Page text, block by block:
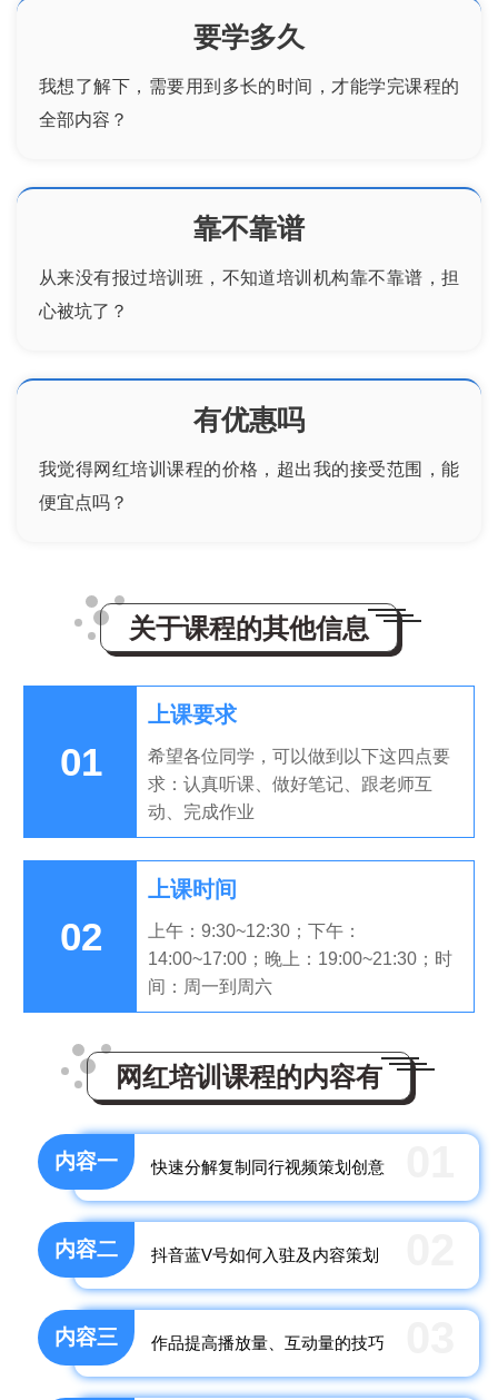
要学多久
我想了解下，需要用到多长的时间，才能学完课程的
全部内容？
靠不靠谱
从来没有报过培训班，不知道培训机构靠不靠谱，担
心被坑了？
有优惠吗
我觉得网红培训课程的价格，超出我的接受范围，能
便宜点吗？
关于课程的其他信息
01
上课要求
希望各位同学，可以做到以下这四点要
求：认真听课、做好笔记、跟老师互
动、完成作业
02
上课时间
上午：9:30~12:30；下午：
14:00~17:00；晚上：19:00~21:30；时
间：周一到周六
网红培训课程的内容有
内容一 快速分解复制同行视频策划创意
内容二 抖音蓝V号如何入驻及内容策划
内容三 作品提高播放量、互动量的技巧